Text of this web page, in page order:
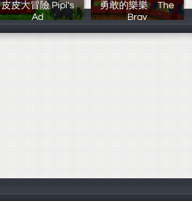
皮皮大冒險 Pipi's
Ad
許佩瑱、林倫慧
勇敢的樂樂 The
Brav
林容安、馮柔蕓